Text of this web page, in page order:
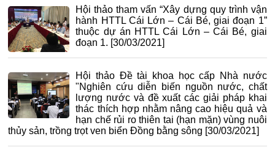
Hội thảo tham vấn “Xây dựng quy trình vận
hành HTTL Cái Lớn – Cái Bé, giai đoạn 1”
thuộc dự án HTTL Cái Lớn – Cái Bé, giai
đoạn 1. [30/03/2021]
Hội thảo Đề tài khoa học cấp Nhà nước
"Nghiên cứu diễn biến nguồn nước, chất
lượng nước và đề xuất các giải pháp khai
thác thích hợp nhằm nâng cao hiệu quả và
hạn chế rủi ro thiên tai (hạn mặn) vùng nuôi
thủy sản, trồng trọt ven biển Đồng bằng sông [30/03/2021]